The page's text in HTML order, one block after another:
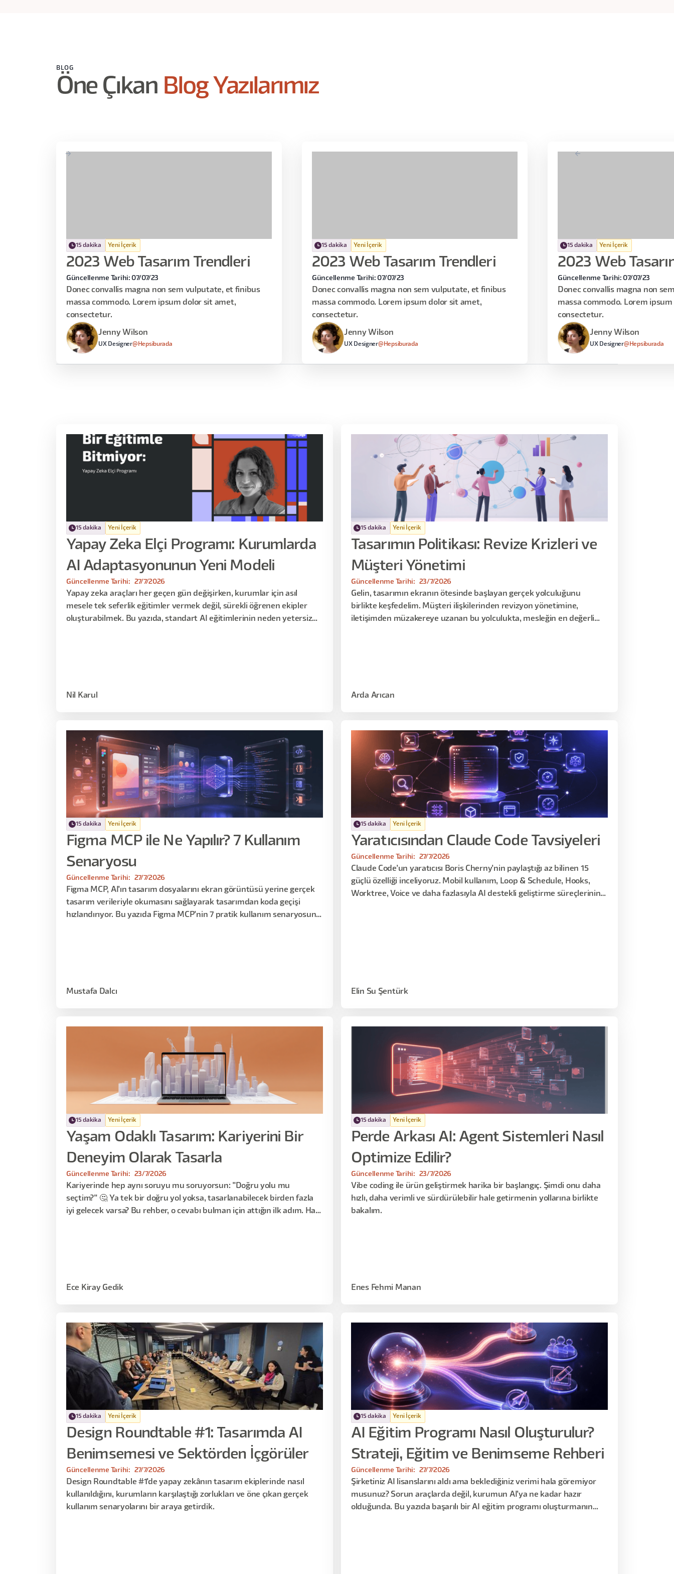
BLOG
Öne Çıkan Blog Yazılarımız
15 dakika Yeni İçerik
2023 Web Tasarım Trendleri
Güncellenme Tarihi: 07/07/23
Donec convallis magna non sem vulputate, et finibus
massa commodo. Lorem ipsum dolor sit amet,
consectetur.
Jenny Wilson
UX Designer@Hepsiburada
15 dakika Yeni İçerik
2023 Web Tasarım Trendleri
Güncellenme Tarihi: 07/07/23
Donec convallis magna non sem vulputate, et finibus
massa commodo. Lorem ipsum dolor sit amet,
consectetur.
Jenny Wilson
UX Designer@Hepsiburada
15 dakika Yeni İçerik
2023 Web
Güncellenme Tarihi: 07/07/23
Donec convallis magna non
massa commodo. Lorem
consectetur.
Jenny Wilson
UX Designer@Hepsiburada
15 dakika Yeni İçerik
Yapay Zeka Elçi Programı: Kurumlarda
AI Adaptasyonunun Yeni Modeli
Güncellenme Tarihi: 27/7/2026
Yapay zeka araçları her geçen gün değişirken, kurumlar için asıl
mesele tek seferlik eğitimler vermek değil, sürekli öğrenen ekipler
oluşturabilmek. Bu yazıda, standart AI eğitimlerinin neden yetersiz
Nil Karul
15 dakika Yeni İçerik
Tasarımın Politikası: Revize Krizleri ve
Müşteri Yönetimi
Güncellenme Tarihi: 23/7/2026
Gelin, tasarımın ekranın ötesinde başlayan gerçek yolculuğunu
birlikte keşfedelim. Müşteri ilişkilerinden revizyon yönetimine,
iletişimden müzakereye uzanan bu yolculukta, mesleğin en değerli
Arda Arıcan
15 dakika Yeni İçerik
Figma MCP ile Ne Yapılır? 7 Kullanım
Senaryosu
Güncellenme Tarihi: 27/7/2026
Figma MCP, AI'ın tasarım dosyalarını ekran görüntüsü yerine gerçek
tasarım verileriyle okumasını sağlayarak tasarımdan koda geçişi
hızlandırıyor. Bu yazıda Figma MCP'nin 7 pratik kullanım senaryosunu,
Mustafa Dalcı
15 dakika Yeni İçerik
Yaratıcısından Claude Code Tavsiyeleri
Güncellenme Tarihi: 27/7/2026
Claude Code'un yaratıcısı Boris Cherny'nin paylaştığı az bilinen 15
güçlü özelliği inceliyoruz. Mobil kullanım, Loop & Schedule, Hooks,
Worktree, Voice ve daha fazlasıyla AI destekli geliştirme süreçlerinin
Elin Su Şentürk
15 dakika Yeni İçerik
Yaşam Odaklı Tasarım: Kariyerini Bir
Deneyim Olarak Tasarla
Güncellenme Tarihi: 23/7/2026
Kariyerinde hep aynı soruyu mu soruyorsun: "Doğru yolu mu
seçtim?" 🤔 Ya tek bir doğru yol yoksa, tasarlanabilecek birden fazla
iyi gelecek varsa? Bu rehber, o cevabı bulman için attığın ilk adım. Hadi
Ece Kiray Gedik
15 dakika Yeni İçerik
Perde Arkası AI: Agent Sistemleri Nasıl
Optimize Edilir?
Güncellenme Tarihi: 23/7/2026
Vibe coding ile ürün geliştirmek harika bir başlangıç. Şimdi onu daha
hızlı, daha verimli ve sürdürülebilir hale getirmenin yollarına birlikte
bakalım.
Enes Fehmi Manan
15 dakika Yeni İçerik
Design Roundtable #1: Tasarımda AI
Benimsemesi ve Sektörden İçgörüler
Güncellenme Tarihi: 27/7/2026
Design Roundtable #1'de yapay zekânın tasarım ekiplerinde nasıl
kullanıldığını, kurumların karşılaştığı zorlukları ve öne çıkan gerçek
kullanım senaryolarını bir araya getirdik.
15 dakika Yeni İçerik
AI Eğitim Programı Nasıl Oluşturulur?
Strateji, Eğitim ve Benimseme Rehberi
Güncellenme Tarihi: 27/7/2026
Şirketiniz AI lisanslarını aldı ama beklediğiniz verimi hala göremiyor
musunuz? Sorun araçlarda değil, kurumun AI'ya ne kadar hazır
olduğunda. Bu yazıda başarılı bir AI eğitim programı oluşturmanın